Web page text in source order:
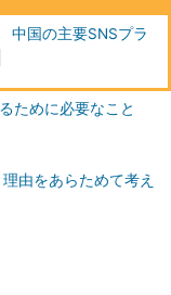
中国の主要SNSプラ
ために必要なこと
由をあらためて考え